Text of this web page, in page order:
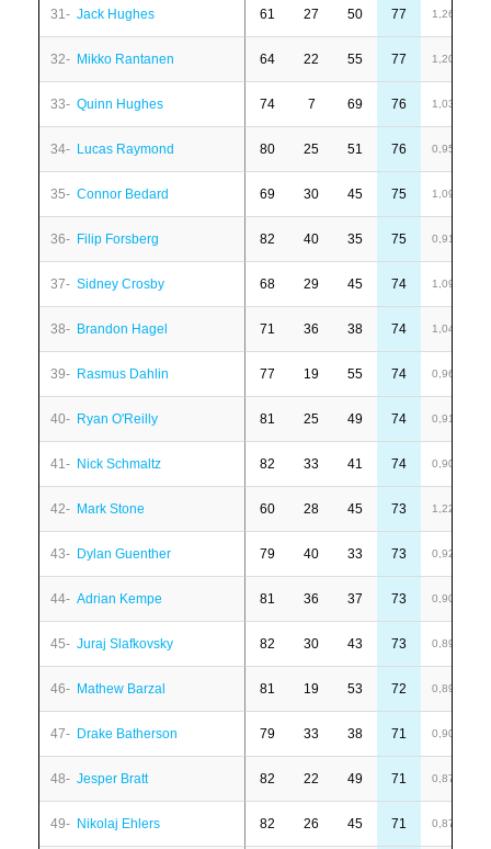
31- Jack Hughes 61 27 50 77 1,26
32- Mikko Rantanen 64 22 55 77 1,20
33- Quinn Hughes 74 7 69 76 1,03
34- Lucas Raymond 80 25 51 76 0,95
35- Connor Bedard 69 30 45 75 1,09
36- Filip Forsberg 82 40 35 75 0,91
37- Sidney Crosby 68 29 45 74 1,09
38- Brandon Hagel 71 36 38 74 1,04
39- Rasmus Dahlin 77 19 55 74 0,96
40- Ryan O'Reilly 81 25 49 74 0,91
41- Nick Schmaltz 82 33 41 74 0,90
42- Mark Stone 60 28 45 73 1,22
43- Dylan Guenther 79 40 33 73 0,92
44- Adrian Kempe 81 36 37 73 0,90
45- Juraj Slafkovsky 82 30 43 73 0,89
46- Mathew Barzal 81 19 53 72 0,89
47- Drake Batherson 79 33 38 71 0,90
48- Jesper Bratt 82 22 49 71 0,87
49- Nikolaj Ehlers 82 26 45 71 0,87